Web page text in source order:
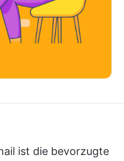
ist die bevorzugte